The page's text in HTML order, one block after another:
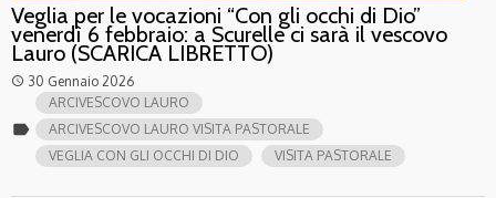
Veglia per le vocazioni “Con gli occhi di Dio”
venerdì 6 febbraio: a Scurelle ci sarà il vescovo
Lauro (SCARICA LIBRETTO)
access_time 30 Gennaio 2026
label
ARCIVESCOVO LAURO
ARCIVESCOVO LAURO VISITA PASTORALE
VEGLIA CON GLI OCCHI DI DIO
VISITA PASTORALE